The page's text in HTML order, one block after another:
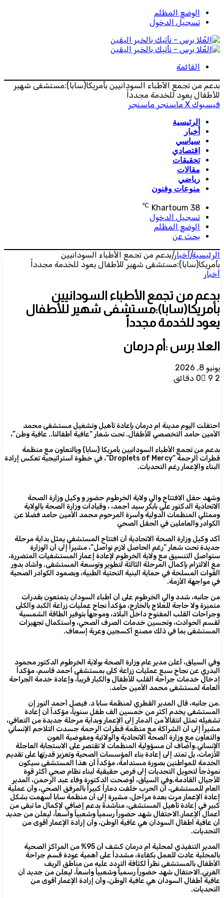
الوضع المظلم
تسجيل الدخول
القائمة
بدعم من تجمع الأطباء السودانيين بأمريكا(سابا):مستشفى شهير
للأطفال يعود للخدمة مجدداً
فيسبوك ‫X ماسنجر ماسنجر
الرئيسية
أخبار
سياسي
اقتصادي
تحقيقات
مقالات
رياضي
منوعات وفنون
Khartoum 38
℃
تسجيل الدخول
الوضع المظلم
بحث عن
الرئيسية|أخبار|بدعم من تجمع الأطباء السودانيين
بأمريكا(سابا):مستشفى شهير للأطفال يعود للخدمة مجدداً
أخبار
بدعم من تجمع الأطباء السودانيين
بأمريكا(سابا):مستشفى شهير للأطفال
يعود للخدمة مجدداً
العلا برس :أم درمان
يونيو 8, 2026
0
9 2 دقائق
احتفلت اليوم مدينة ام درمان بإعادة تأهيل وتشغيل مستشفى محمد
الأمين حامد التخصصي للأطفال. تحت شعار “عافية أطفالنا.. عافية وطن”،
بدعم من تجمع الأطباء السودانيين بأمريكا (سابا) وبالتعاون مع منظمة
قطرات الرحمة “Droplets of Mercy”، في خطوة استراتيجية تعكس إرادة
البناء والإعمار رغم التحديات.
وشهد حفل الافتتاح والي ولاية الخرطوم حضور و وكيل وزارة الصحة
الاتحادية الدكتور علي بابكر سيد أحمد، ، وقيادات وزارة الصحة بالولاية
وممثلي المنظمات الدولية وأسرة المرحوم محمد الأمين حامد فضلا عن
الكوادر والعاملين في الحقل الصحي
أكد وكيل وزارة الصحة الاتحادية أن افتتاح المستشفى يمثل بداية مرحلة
جديدة تحت شعار “رغم الحاصل لازم نواصل”، مشيراً إلى أن الوزارة
ستواصل التنسيق مع ولاية الخرطوم لإعادة إعمار المستشفيات المتضررة،
مع الالتزام بإكمال المرحلة الثالثة لتطوير وتوسعة المستشفى. وأشاد بدور
القوات المسلحة في حماية البنية التحتية الطبية، وبصمود الكوادر الصحية
في مواجهة الأزمة.
من جانبه، شدد والي الخرطوم على أن أطباء السودان يتمتعون بقدرات
متميزة ولا حاجة للعلاج بالخارج، مؤكداً نجاح عمليات زراعة الكبد والكلى
وجراحات القلب المفتوح داخل البلاد، وموجهاً بتوفير الطاقة الشمسية
لقسم الحوادث، وتحسين خدمات الصرف الصحي، واستكمال تجهيزات
المستشفى بما في ذلك مصنع أكسجين وعربة إسعاف.
وفي السياق، أعلن مدير عام وزارة الصحة بولاية الخرطوم الدكتور محمود
البدري عن نجاح سبع عمليات زراعة كلى بمستشفى أحمد قاسم، مؤكداً
إدخال خدمات جراحة القلب للأطفال والكبار قريباً، وإعادة خدمة الجراحة
العامة لمستشفى محمد الأمين حامد.
.من جانبه، قال المدير القطري لمنظمة سابا د. فيصل أحمد النور إن
المستشفى يخدم أكثر من خمسين ألف طفل سنوياً، مؤكداً أن إعادة
تشغيله تمثل انتقالاً من الدمار إلى الإعمار وبداية مرحلة جديدة من التعافي،
مشيراً إلى أن الشراكة مع منظمة قطرات الرحمة جسدت التلاحم الإنساني
والتعاون مع وزارة الصحة الاتحادية والولائية ومفوضية العون
الإنساني.وأضاف أن مسؤولية المنظمات لا تقتصر على الاستجابة العاجلة
للأزمات، بل تمتد إلى إعادة بناء المؤسسات الصحية وتعزيز قدرتها على تقديم
الخدمة للمواطنين بصورة مستدامة، مؤكداً أن هذا المستشفى سيكون
نموذجاً لتحويل التحديات إلى فرص حقيقية لبناء نظام صحي أكثر قوة
للأجيال القادمة.وفي السياق، أوضحت الدكتورة وفاء عبد الرحمن، المدير
العام للمستشفى، أن الحرب خلفت دماراً كبيراً بالمرفق الصحي، وأن عملية
إعادة الإعمار مرت بعدة مراحل، مشيرة إلى أن منظمة سابا أسهمت بشكل
كبير في إعادة تأهيل المستشفى، مناشدةً بدعم إضافي لإكمال ما تبقى من
أعمال الإعمار.الاحتفال شهد حضوراً رسمياً وشعبياً واسعاً، ليعلن من جديد
أن عافية أطفال السودان هي عافية الوطن، وأن إرادة الإعمار أقوى من
التحديات.
المدير التنفيذي لمحلية أم درمان كشف أن 95% من المراكز الصحية
بالمحلية عادت للعمل بكفاءة، مشدداً على أهمية عودة قسم جراحة
الأطفال بالمستشفى نظراً لكثافة التردد عليه من مناطق الريف
الغربي.الاحتفال شهد حضوراً رسمياً وشعبياً واسعاً، ليعلن من جديد أن
عافية أطفال السودان هي عافية الوطن، وأن إرادة الإعمار أقوى من
التحديات.